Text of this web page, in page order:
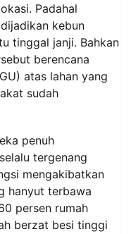
Padahal
kebun
tinggal janji. Bahkan
berencana
atas lahan yang
sudah
penuh
tergenang
mengakibatkan
hanyut terbawa
persen rumah
berzat besi tinggi